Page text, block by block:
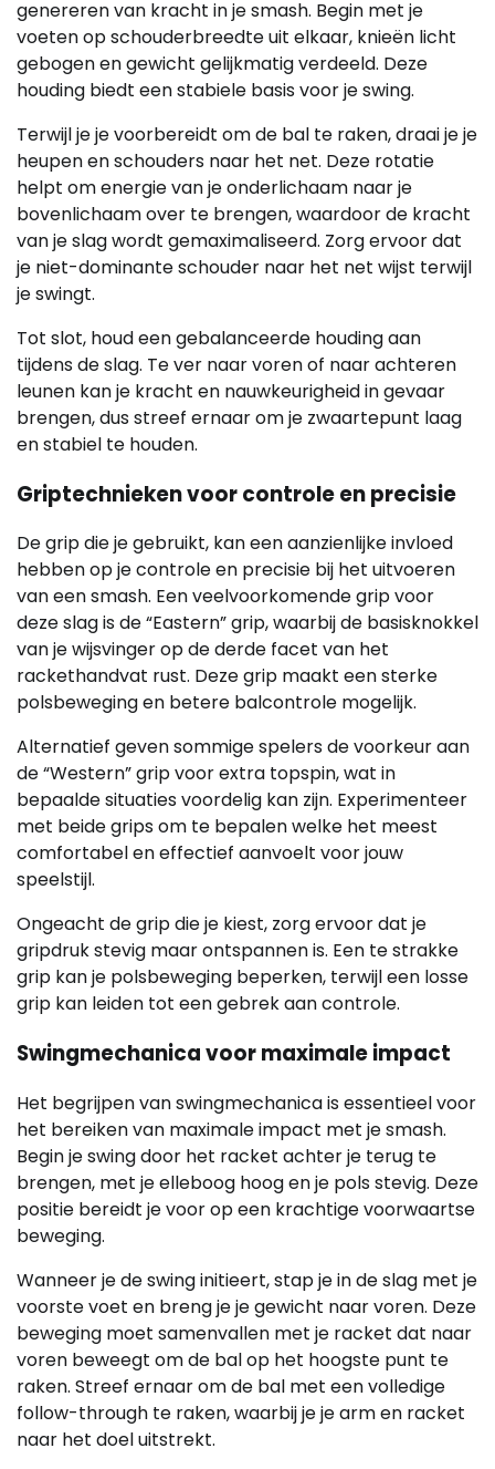
genereren van kracht in je smash. Begin met je
voeten op schouderbreedte uit elkaar, knieën licht
gebogen en gewicht gelijkmatig verdeeld. Deze
houding biedt een stabiele basis voor je swing.
Terwijl je je voorbereidt om de bal te raken, draai je je
heupen en schouders naar het net. Deze rotatie
helpt om energie van je onderlichaam naar je
bovenlichaam over te brengen, waardoor de kracht
van je slag wordt gemaximaliseerd. Zorg ervoor dat
je niet-dominante schouder naar het net wijst terwijl
je swingt.
Tot slot, houd een gebalanceerde houding aan
tijdens de slag. Te ver naar voren of naar achteren
leunen kan je kracht en nauwkeurigheid in gevaar
brengen, dus streef ernaar om je zwaartepunt laag
en stabiel te houden.
Griptechnieken voor controle en precisie
De grip die je gebruikt, kan een aanzienlijke invloed
hebben op je controle en precisie bij het uitvoeren
van een smash. Een veelvoorkomende grip voor
deze slag is de “Eastern” grip, waarbij de basisknokkel
van je wijsvinger op de derde facet van het
rackethandvat rust. Deze grip maakt een sterke
polsbeweging en betere balcontrole mogelijk.
Alternatief geven sommige spelers de voorkeur aan
de “Western” grip voor extra topspin, wat in
bepaalde situaties voordelig kan zijn. Experimenteer
met beide grips om te bepalen welke het meest
comfortabel en effectief aanvoelt voor jouw
speelstijl.
Ongeacht de grip die je kiest, zorg ervoor dat je
gripdruk stevig maar ontspannen is. Een te strakke
grip kan je polsbeweging beperken, terwijl een losse
grip kan leiden tot een gebrek aan controle.
Swingmechanica voor maximale impact
Het begrijpen van swingmechanica is essentieel voor
het bereiken van maximale impact met je smash.
Begin je swing door het racket achter je terug te
brengen, met je elleboog hoog en je pols stevig. Deze
positie bereidt je voor op een krachtige voorwaartse
beweging.
Wanneer je de swing initieert, stap je in de slag met je
voorste voet en breng je je gewicht naar voren. Deze
beweging moet samenvallen met je racket dat naar
voren beweegt om de bal op het hoogste punt te
raken. Streef ernaar om de bal met een volledige
follow-through te raken, waarbij je je arm en racket
naar het doel uitstrekt.